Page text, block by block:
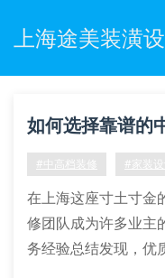
上海途美装潢
如何选择靠谱的
#中高档装修 #家装设
在上海这座寸土寸金
修团队成为许多业主
务经验总结发现，优